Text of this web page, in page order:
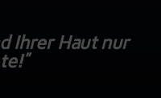
Ihrer Haut nur